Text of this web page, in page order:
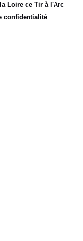
Loire de Tir à l'Arc
confidentialité